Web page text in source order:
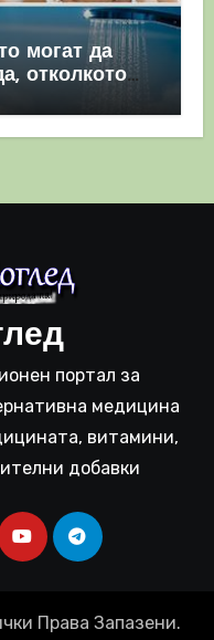
могат да
отколкото
портал за
медицина
витамини,
добавки
Права Запазени.